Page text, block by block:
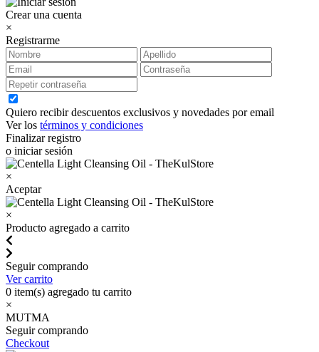
Crear una cuenta
×
Registrarme
Quiero recibir descuentos exclusivos y novedades por email
Ver los términos y condiciones
Finalizar registro
o iniciar sesión
×
Aceptar
×
Producto agregado a carrito
Seguir comprando
Ver carrito
0 item(s) agregado tu carrito
×
MUTMA
Seguir comprando
Checkout